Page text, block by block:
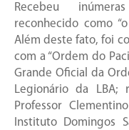
Recebeu
reconhecido como
Além deste fato, foi
com a “Ordem do
Grande Oficial da
Legionário da LBA;
Professor
Instituto Domingos